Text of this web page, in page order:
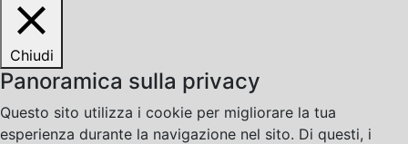
Chiudi
Panoramica sulla privacy
Questo sito utilizza i cookie per migliorare la tua
esperienza durante la navigazione nel sito. Di questi, i